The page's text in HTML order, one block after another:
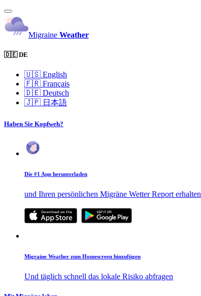
Migraine Weather
🇩🇪 DE
🇺🇸 English
🇫🇷 Français
🇩🇪 Deutsch
🇯🇵 日本語
Haben Sie Kopfweh?
Die #1 App herunterladen
und Ihren persönlichen Migräne Wetter Report erhalten
Migraine Weather zum Homescreen hinzufügen
Und täglich schnell das lokale Risiko abfragen